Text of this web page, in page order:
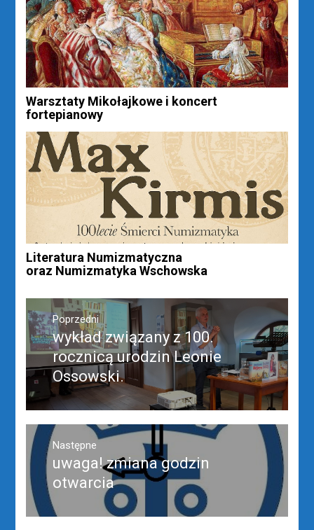
Warsztaty Mikołajkowe i koncert
fortepianowy
Literatura Numizmatyczna
oraz Numizmatyka Wschowska
Nawigacja
wpisuPoprzedni
Poprzedni
wpis:
wykład związany z 100.
rocznicą urodzin Leonie
Ossowski.
Następne
Następny
post:
uwaga! zmiana godzin
otwarcia